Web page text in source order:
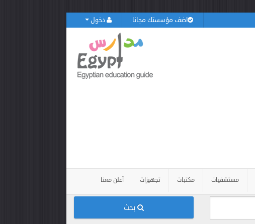
دخول اضف مؤسستك مجانا
مستشفيات مكتبات تجهيزات أعلن معنا
بحث